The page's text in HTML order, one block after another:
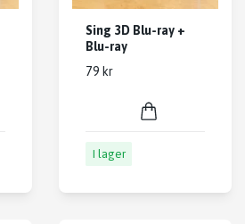
Sing 3D Blu-ray +
Blu-ray
79 kr
I lager